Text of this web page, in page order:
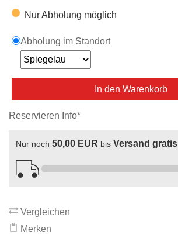
Nur Abholung möglich
Abholung im Standort
In den Warenkorb
Reservieren Info*
Nur noch 50,00 EUR bis Versand gratis
Vergleichen
Merken